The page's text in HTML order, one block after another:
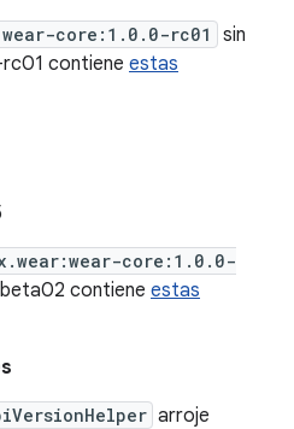
core:1.0.0-rc01
sin
contiene estas
core:1.0.0-
contiene estas
arroje